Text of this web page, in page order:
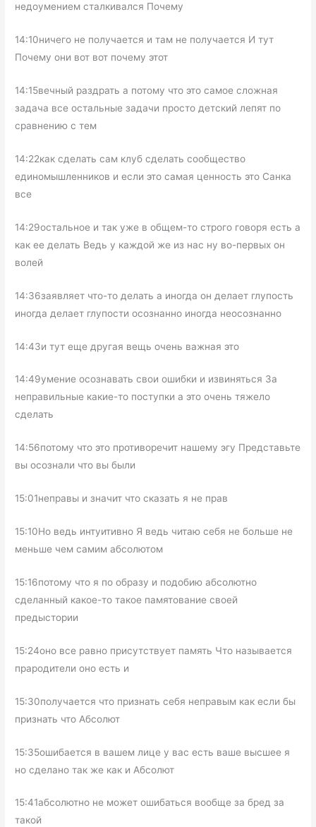
недоумением сталкивался Почему
14:10ничего не получается и там не получается И тут
Почему они вот вот почему этот
14:15вечный раздрать а потому что это самое сложная
задача все остальные задачи просто детский лепят по
сравнению с тем
14:22как сделать сам клуб сделать сообщество
единомышленников и если это самая ценность это Санка
все
14:29остальное и так уже в общем-то строго говоря есть а
как ее делать Ведь у каждой же из нас ну во-первых он
волей
14:36заявляет что-то делать а иногда он делает глупость
иногда делает глупости осознанно иногда неосознанно
14:43и тут еще другая вещь очень важная это
14:49умение осознавать свои ошибки и извиняться За
неправильные какие-то поступки а это очень тяжело
сделать
14:56потому что это противоречит нашему эгу Представьте
вы осознали что вы были
15:01неправы и значит что сказать я не прав
15:10Но ведь интуитивно Я ведь читаю себя не больше не
меньше чем самим абсолютом
15:16потому что я по образу и подобию абсолютно
сделанный какое-то такое памятование своей
предыстории
15:24оно все равно присутствует память Что называется
прародители оно есть и
15:30получается что признать себя неправым как если бы
признать что Абсолют
15:35ошибается в вашем лице у вас есть ваше высшее я
но сделано так же как и Абсолют
15:41абсолютно не может ошибаться вообще за бред за
такой